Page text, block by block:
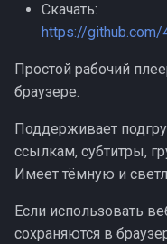
macOS, iOS, AppleTV
GoodPlayer
ProgTV
microiptv
Xtream IPTV
Скачать:
https://
Простой рабочий
браузере.
Поддерживает
ссылкам, субтитры,
Имеет тёмную и
Если использовать
сохраняются в